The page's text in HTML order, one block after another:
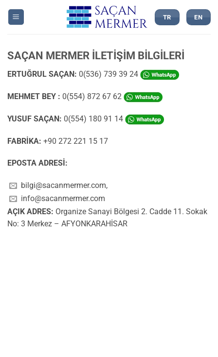
TR EN
SAÇAN MERMER İLETİŞİM BİLGİLERİ
ERTUĞRUL SAÇAN: 0(536) 739 39 24
MEHMET BEY : 0(554) 872 67 62
YUSUF SAÇAN: 0(554) 180 91 14
FABRİKA: +90 272 221 15 17
EPOSTA ADRESİ:
bilgi@sacanmermer.com,
info@sacanmermer.com
AÇIK ADRES: Organize Sanayi Bölgesi 2. Cadde 11. Sokak
No: 3 Merkez – AFYONKARAHİSAR